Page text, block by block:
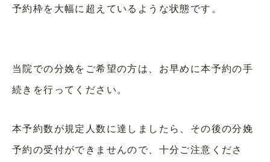
予約枠を大幅に超えているような状態です。
当院での分娩をご希望の方は、お早めに本予約の手
続きを行ってください。
本予約数が規定人数に達しましたら、その後の分娩
予約の受付ができませんので、十分ご注意くださ